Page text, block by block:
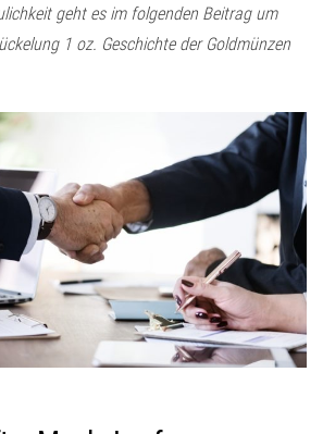
geht es im folgenden Beitrag um
1 oz. Geschichte der Goldmünzen